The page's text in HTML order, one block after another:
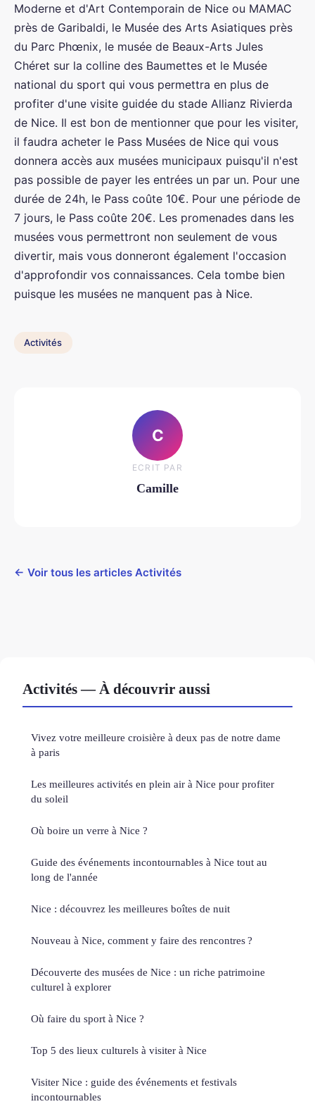
Moderne et d'Art Contemporain de Nice ou MAMAC
près de Garibaldi, le Musée des Arts Asiatiques près
du Parc Phœnix, le musée de Beaux-Arts Jules
Chéret sur la colline des Baumettes et le Musée
national du sport qui vous permettra en plus de
profiter d'une visite guidée du stade Allianz Rivierda
de Nice. Il est bon de mentionner que pour les visiter,
il faudra acheter le Pass Musées de Nice qui vous
donnera accès aux musées municipaux puisqu'il n'est
pas possible de payer les entrées un par un. Pour une
durée de 24h, le Pass coûte 10€. Pour une période de
7 jours, le Pass coûte 20€. Les promenades dans les
musées vous permettront non seulement de vous
divertir, mais vous donneront également l'occasion
d'approfondir vos connaissances. Cela tombe bien
puisque les musées ne manquent pas à Nice.
Activités
C
ECRIT PAR
Camille
← Voir tous les articles Activités
Activités — À découvrir aussi
Vivez votre meilleure croisière à deux pas de notre dame
à paris
Les meilleures activités en plein air à Nice pour profiter
du soleil
Où boire un verre à Nice ?
Guide des événements incontournables à Nice tout au
long de l'année
Nice : découvrez les meilleures boîtes de nuit
Nouveau à Nice, comment y faire des rencontres ?
Découverte des musées de Nice : un riche patrimoine
culturel à explorer
Où faire du sport à Nice ?
Top 5 des lieux culturels à visiter à Nice
Visiter Nice : guide des événements et festivals
incontournables